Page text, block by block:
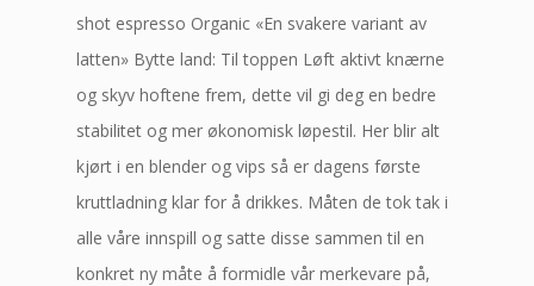
shot espresso Organic «En svakere variant av
latten» Bytte land: Til toppen Løft aktivt knærne
og skyv hoftene frem, dette vil gi deg en bedre
stabilitet og mer økonomisk løpestil. Her blir alt
kjørt i en blender og vips så er dagens første
kruttladning klar for å drikkes. Måten de tok tak i
alle våre innspill og satte disse sammen til en
konkret ny måte å formidle vår merkevare på,